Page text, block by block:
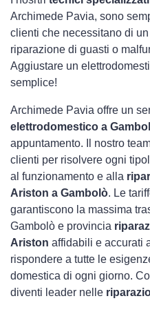
Archimede Pavia, sono
clienti che necessitano di
riparazione di guasti o
Aggiustare un
semplice!
Archimede Pavia offre un
elettrodomestico a
appuntamento. Il nostro
clienti per risolvere ogni
al funzionamento e alla
Ariston a Gambolò. Le
garantiscono la massima
Gambolò e provincia
Ariston affidabili e accurati
rispondere a tutte le
domestica di ogni giorno.
diventi leader nelle